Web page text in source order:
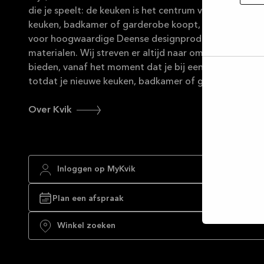
die je speelt: de keuken is het centrum van je leven.
keuken, badkamer of garderobe koopt, wij zijn je
voor hoogwaardige Deense designproducten van
materialen. Wij streven er altijd naar om uitstekende
bieden, vanaf het moment dat je bij een van onze
totdat je nieuwe keuken, badkamer of garderobe
Over Kvik
Inloggen op MyKvik
Plan een afspraak
Winkel zoeken